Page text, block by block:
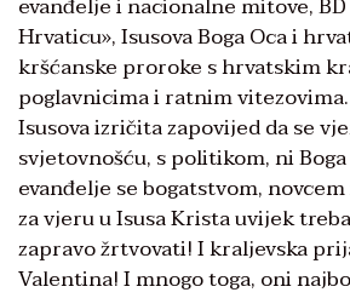
Hrvaticu», Isusova Boga Oca i
kršćanske proroke s hrvatskim
poglavnicima i ratnim
Isusova izričita zapovijed da se
svjetovnošću, s politikom, ni
evanđelje se bogatstvom,
za vjeru u Isusa Krista uvijek
zapravo žrtvovati! I kraljevska
Valentina! I mnogo toga, oni